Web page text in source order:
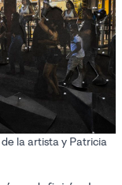
la artista y Patricia